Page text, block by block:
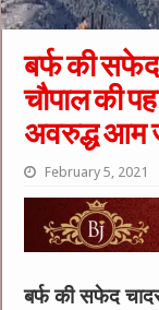
बर्फ की
चौपाल की
अवरुद्ध आम
February 5, 2021
बर्फ की सफेद